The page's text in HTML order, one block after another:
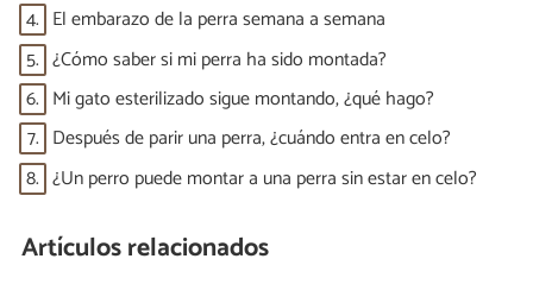
4. El embarazo de la perra semana a semana
5. ¿Cómo saber si mi perra ha sido montada?
6. Mi gato esterilizado sigue montando, ¿qué hago?
7. Después de parir una perra, ¿cuándo entra en celo?
8. ¿Un perro puede montar a una perra sin estar en celo?
Artículos relacionados